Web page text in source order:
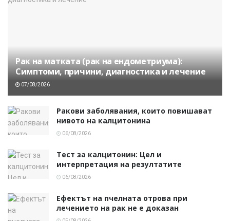
Рак на матката (рак на ендометриума):
Симптоми, причини, диагностика и лечение
07/08/2026
Ракови заболявания, които повишават
нивото на калцитонина
06/08/2026
Тест за калцитонин: Цел и
интерпретация на резултатите
06/08/2026
Ефектът на пчелната отрова при
лечението на рак не е доказан